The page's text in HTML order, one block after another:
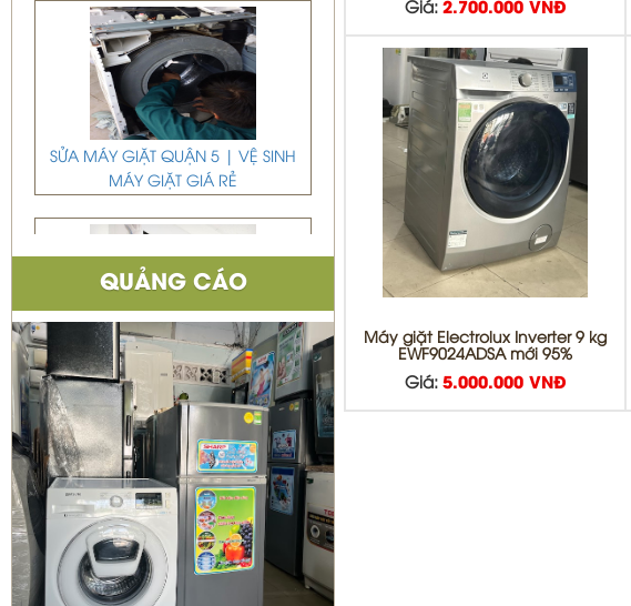
SỬA MÁY GIẶT QUẬN 5 | VỆ SINH
MÁY GIẶT GIÁ RẺ
DỊCH VỤ DI DỜI THÁO VÀ LẮP ĐẶT
MÁY LẠNH QUẬN BÌNH TÂN
Sửa tủ lạnh Quận 1 | Bơm Gas tủ
lạnh Quận 1
QUẢNG CÁO
Giá: 2.700.000 VNĐ
Máy giặt Electrolux Inverter 9 kg
EWF9024ADSA mới 95%
Giá: 5.000.000 VNĐ